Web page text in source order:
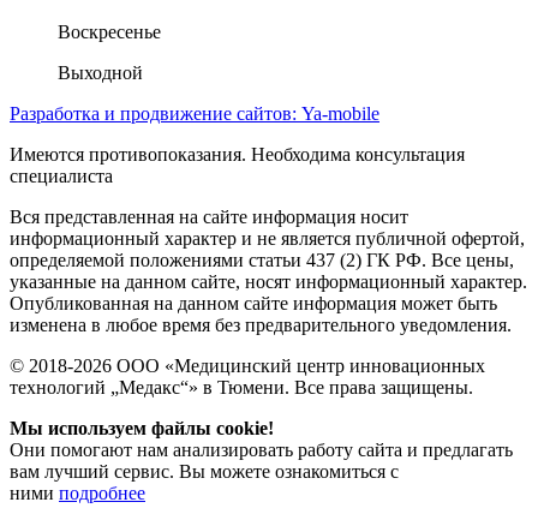
Воскресенье
Выходной
Разработка и продвижение сайтов: Ya-mobile
Имеются противопоказания. Необходима консультация
специалиста
Вся представленная на сайте информация носит
информационный характер и не является публичной офертой,
определяемой положениями статьи 437 (2) ГК РФ. Все цены,
указанные на данном сайте, носят информационный характер.
Опубликованная на данном сайте информация может быть
изменена в любое время без предварительного уведомления.
© 2018-2026 ООО «Медицинский центр инновационных
технологий „Медакс“» в Тюмени. Все права защищены.
Мы используем файлы cookie!
Они помогают нам анализировать работу сайта и предлагать
вам лучший сервис. Вы можете ознакомиться с
ними подробнее